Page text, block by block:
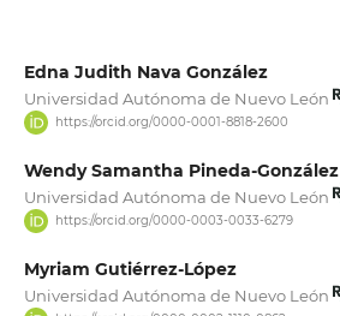
Edna Judith Nava González
Universidad Autónoma de Nuevo León
https://orcid.org/0000-0001-8818-2600
Wendy Samantha Pineda-González
Universidad Autónoma de Nuevo León
https://orcid.org/0000-0003-0033-6279
Myriam Gutiérrez-López
Universidad Autónoma de Nuevo León